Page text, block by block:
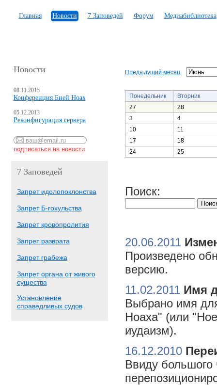
Главная Новости 7 Заповедей Форум Медиабиблиотека
Новости
08.11.2015
Конференция Бней Ноах
05.12.2013
Реконфигурация сервера
7 Заповедей
Запрет идолопоклонства
Запрет Б-гохульства
Запрет кровопролития
Запрет разврата
Запрет грабежа
Запрет органа от живого
существа
Установление
справедливых судов
Предыдущий месяц
Понедельник
Вторник
27
28
3
4
10
11
17
18
24
25
Поиск:
20.06.2011
Произведено
версию.
11.02.2011 Имя
Выбрано имя
Ноаха" (или
иудаизм).
16.12.2010
Ввиду большого